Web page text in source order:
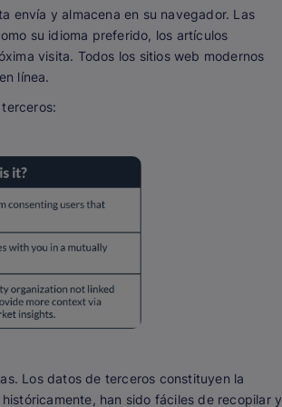
envía y almacena en su navegador. Las
su idioma preferido, los artículos
visita. Todos los sitios web modernos
línea.
Los datos de terceros constituyen la
han sido fáciles de recopilar y